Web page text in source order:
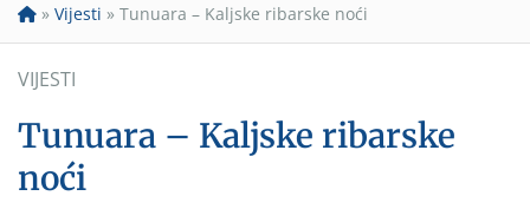
» Vijesti » Tunuara – Kaljske ribarske noći
VIJESTI
Tunuara – Kaljske ribarske
noći